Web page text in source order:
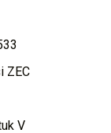
ZEC
V